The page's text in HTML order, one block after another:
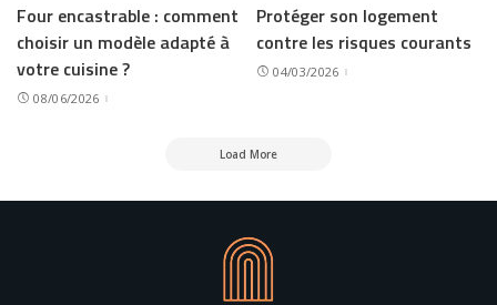
Four encastrable : comment
choisir un modèle adapté à
votre cuisine ?
08/06/2026
Protéger son logement
contre les risques courants
04/03/2026
Load More